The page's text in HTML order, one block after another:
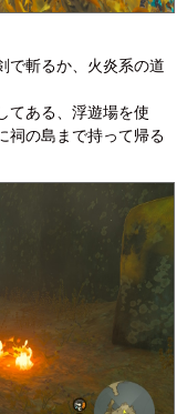
で斬るか、火炎系の道
てある、浮遊場を使
祠の島まで持って帰る